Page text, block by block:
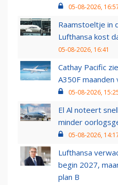
05-08-2026,
Raamstoeltje in
Lufthansa kost
05-08-2026, 16:41
Cathay Pacific
A350F
05-08-2026,
El Al noteert
minder
05-08-2026,
Lufthansa
begin 2027,
plan B